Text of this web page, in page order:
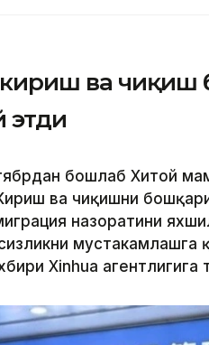
ва чиқиш
этди
бошлаб Хитой
ва чиқишни
назоратини
мустаҳкамлашга
Xinhua агентлигига